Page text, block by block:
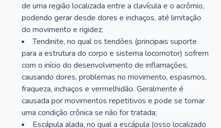
de uma região localizada entre a clavícula e o acrômio,
podendo gerar desde dores e inchaços, até limitação
do movimento e rigidez;
Tendinite, no qual os tendões (principais suporte
para a estrutura do corpo e sistema locomotor) sofrem
com o início do desenvolvimento de inflamações,
causando dores, problemas no movimento, espasmos,
fraqueza, inchaços e vermelhidão. Geralmente é
causada por movimentos repetitivos e pode se tornar
uma condição crônica se não for tratada;
Escápula alada, no qual a escápula (osso localizado